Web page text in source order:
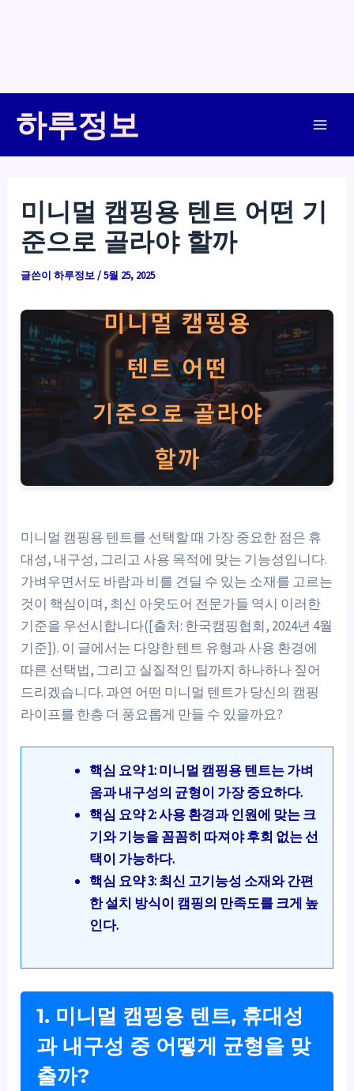
하루정보
미니멀 캠핑용 텐트 어떤 기
준으로 골라야 할까
글쓴이하루정보/5월 25, 2025
미니멀 캠핑용 텐트를 선택할 때 가장 중요한 점은 휴
대성, 내구성, 그리고 사용 목적에 맞는 기능성입니다.
가벼우면서도 바람과 비를 견딜 수 있는 소재를 고르는
것이 핵심이며, 최신 아웃도어 전문가들 역시 이러한
기준을 우선시합니다([출처: 한국캠핑협회, 2024년 4월
기준]). 이 글에서는 다양한 텐트 유형과 사용 환경에
따른 선택법, 그리고 실질적인 팁까지 하나하나 짚어
드리겠습니다. 과연 어떤 미니멀 텐트가 당신의 캠핑
라이프를 한층 더 풍요롭게 만들 수 있을까요?
핵심 요약 1: 미니멀 캠핑용 텐트는 가벼
움과 내구성의 균형이 가장 중요하다.
핵심 요약 2: 사용 환경과 인원에 맞는 크
기와 기능을 꼼꼼히 따져야 후회 없는 선
택이 가능하다.
핵심 요약 3: 최신 고기능성 소재와 간편
한 설치 방식이 캠핑의 만족도를 크게 높
인다.
1. 미니멀 캠핑용 텐트, 휴대성
과 내구성 중 어떻게 균형을 맞
출까?